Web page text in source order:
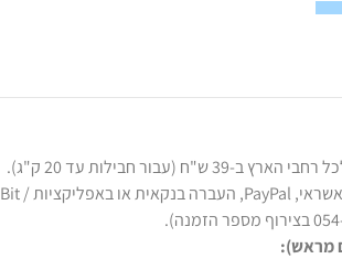
ש"ח (עבור חבילות עד 20 ק"ג).
כרטיסי אשראי, PayPal, העברה בנקאית או באפליקציות Bit /
מראש):